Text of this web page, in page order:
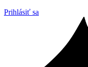
Prihlásiť sa